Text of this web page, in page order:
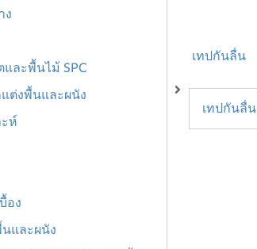
ง
ละพื้นไม้ SPC
ต่งพื้นและผนัง
ห์
อง
และผนัง
เทปกันลื่น
เทปกันลื่น